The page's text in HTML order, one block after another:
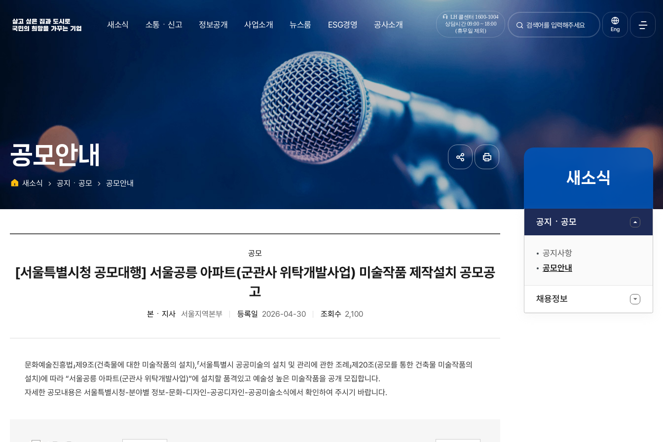
살고 싶은 집과 도시로 국민의 희망을 가꾸는 기업 | 한국토지주택공사
LH 콜센터 1600-1004
상담시간 09:00 ~ 18:00
(휴무일 제외)
통합검색
Eng
새소식 소통ㆍ신고 정보공개 사업소개 뉴스룸 ESG경영 공사소개
공모안내
새소식
공지ㆍ공모
공지사항
공모안내
채용정보
새소식 공지ㆍ공모 공모안내 공유하기
공모
[서울특별시청 공모대행] 서울공릉 아파트(군관사 위탁개발사업) 미술작품 제작설치 공모공
고
본ㆍ지사 서울지역본부 등록일 2026-04-30 조회수 2,100
문화예술진흥법」제9조(건축물에 대한 미술작품의 설치),「서울특별시 공공미술의 설치 및 관리에 관한 조례」제20조(공모를 통한 건축물 미술작품의
설치)에 따라 “서울공릉 아파트(군관사 위탁개발사업)”에 설치할 품격있고 예술성 높은 미술작품을 공개 모집합니다.
자세한 공모내용은 서울특별시청-분야별 정보-문화-디자인-공공디자인-공공미술소식에서 확인하여 주시기 바랍니다.